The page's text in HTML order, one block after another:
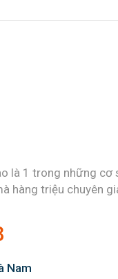
là 1 trong những cơ
hàng triệu chuyên
Nam